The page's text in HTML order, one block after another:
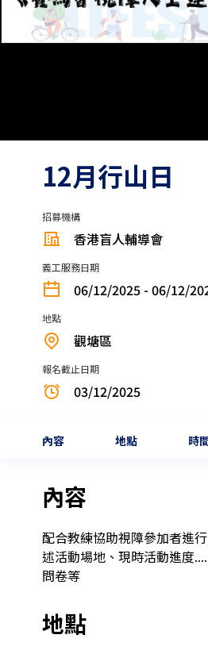
12月行山日
招募機構
香港盲人輔導會
義工服務日期
06/12/2025 - 06/12/
地點
觀塘區
報名截止日期
03/12/2025
內容 地點 時
內容
配合教練協助視障參加者進
述活動場地、現時活動進度
問卷等
地點